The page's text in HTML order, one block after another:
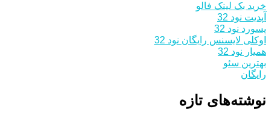
خرید بک لینک فالو
آپدیت نود 32
پسورد نود 32
اوکلی لایسنس رایگان نود 32
همیار نود 32
بهترین سئو
رایگان
نوشته‌های تازه